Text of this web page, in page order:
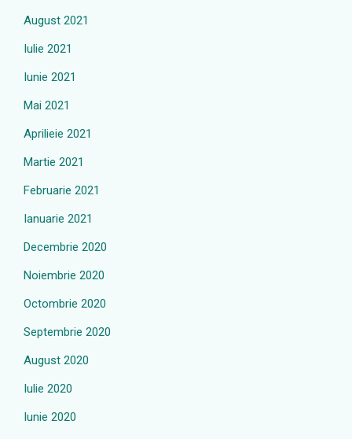
August 2021
Iulie 2021
Iunie 2021
Mai 2021
Aprilieie 2021
Martie 2021
Februarie 2021
Ianuarie 2021
Decembrie 2020
Noiembrie 2020
Octombrie 2020
Septembrie 2020
August 2020
Iulie 2020
Iunie 2020